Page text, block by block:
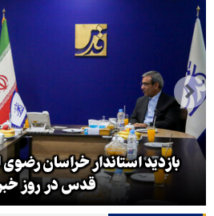
بازدید استاندار خراسان
قدس در روز